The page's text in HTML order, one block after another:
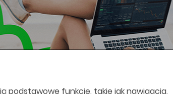
podstawowe funkcje, takie jak nawigacja,